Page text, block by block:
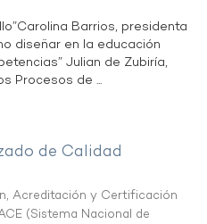
Barrios, presidenta
diseñar en la educación
Julian de Zubiría,
Procesos de ...
de Calidad
Acreditación y Certificación
(Sistema Nacional de